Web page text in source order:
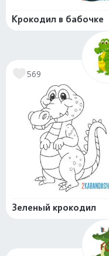
Крокодил в бабочке
569
Зеленый крокодил